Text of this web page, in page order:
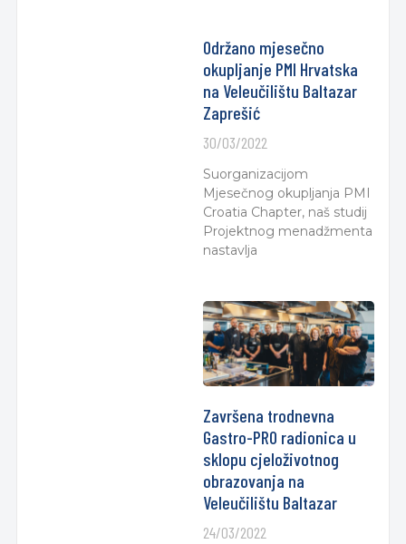
Održano mjesečno
okupljanje PMI Hrvatska
na Veleučilištu Baltazar
Zaprešić
30/03/2022
Suorganizacijom
Mjesečnog okupljanja PMI
Croatia Chapter, naš studij
Projektnog menadžmenta
nastavlja
Završena trodnevna
Gastro-PRO radionica u
sklopu cjeloživotnog
obrazovanja na
Veleučilištu Baltazar
24/03/2022